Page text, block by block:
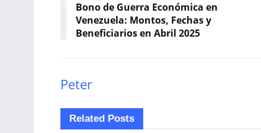
Bono de Guerra Económica en
Venezuela: Montos, Fechas y
Beneficiarios en Abril 2025
Peter
Related Posts